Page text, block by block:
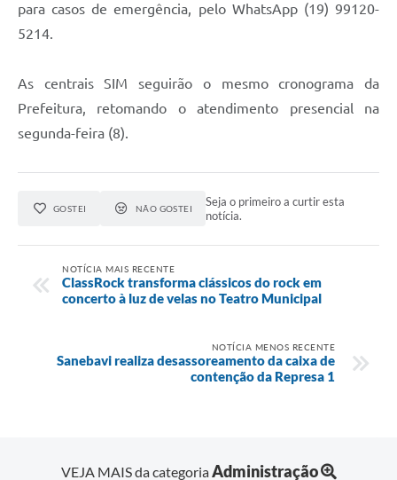
para casos de emergência, pelo WhatsApp (19) 99120-
5214.
As centrais SIM seguirão o mesmo cronograma da
Prefeitura, retomando o atendimento presencial na
segunda-feira (8).
GOSTEI NÃO GOSTEI
Seja o primeiro a curtir esta
notícia.
NOTÍCIA MAIS RECENTE
ClassRock transforma clássicos do rock em
concerto à luz de velas no Teatro Municipal
NOTÍCIA MENOS RECENTE
Sanebavi realiza desassoreamento da caixa de
contenção da Represa 1
VEJA MAIS da categoriaAdministração